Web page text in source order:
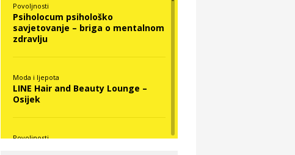
Povoljnosti
Psiholocum psihološko
savjetovanje – briga o mentalnom
zdravlju
Moda i ljepota
LINE Hair and Beauty Lounge –
Osijek
Povoljnosti